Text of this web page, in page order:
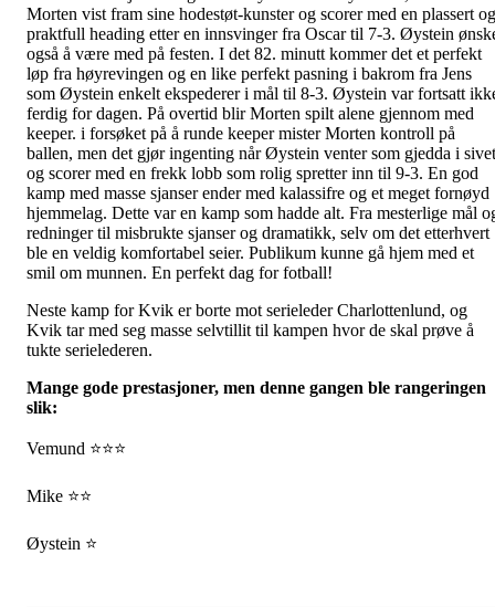
Morten vist fram sine hodestøt-kunster og scorer med en plassert og
praktfull heading etter en innsvinger fra Oscar til 7-3. Øystein
også å være med på festen. I det 82. minutt kommer det et perfekt
løp fra høyrevingen og en like perfekt pasning i bakrom fra Jens
som Øystein enkelt ekspederer i mål til 8-3. Øystein var fortsatt
ferdig for dagen. På overtid blir Morten spilt alene gjennom med
keeper. i forsøket på å runde keeper mister Morten kontroll på
ballen, men det gjør ingenting når Øystein venter som gjedda i sivet
og scorer med en frekk lobb som rolig spretter inn til 9-3. En god
kamp med masse sjanser ender med kalassifre og et meget fornøyd
hjemmelag. Dette var en kamp som hadde alt. Fra mesterlige mål
redninger til misbrukte sjanser og dramatikk, selv om det etterhvert
ble en veldig komfortabel seier. Publikum kunne gå hjem med et
smil om munnen. En perfekt dag for fotball!
Neste kamp for Kvik er borte mot serieleder Charlottenlund, og
Kvik tar med seg masse selvtillit til kampen hvor de skal prøve å
tukte serielederen.
Mange gode prestasjoner, men denne gangen ble rangeringen
slik:
Vemund ⭐⭐⭐
Mike ⭐⭐
Øystein ⭐